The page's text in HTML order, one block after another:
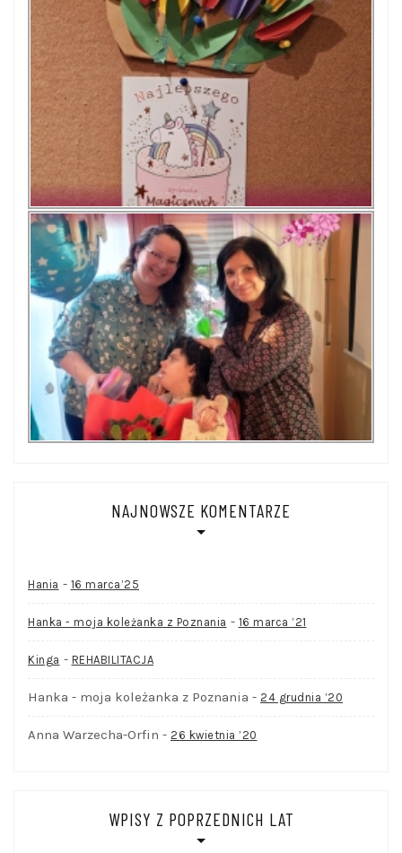
NAJNOWSZE KOMENTARZE
Hania - 16 marca’25
Hanka - moja koleżanka z Poznania - 16 marca ’21
Kinga - REHABILITACJA
Hanka - moja koleżanka z Poznania - 24 grudnia ’20
Anna Warzecha-Orfin - 26 kwietnia ’20
WPISY Z POPRZEDNICH LAT